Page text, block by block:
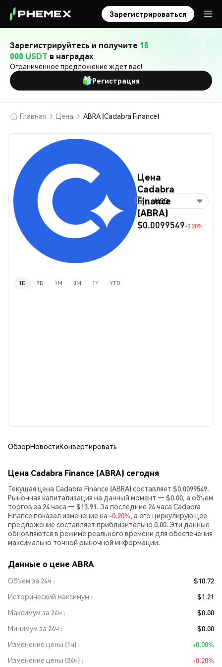
Зарегистрироваться
Зарегистрируйтесь и получите 15
000 USDT в наградах
Ограниченное предложение ждёт вас!
Регистрация
Главная Цена ABRA (Cadabra Finance)
Цена
Cadabra
Finance
(ABRA)
$0.0099549-0.20%
USD
1D 7D 1M 3M 1Y YTD
ОбзорНовостиКонвертировать
Цена Cadabra Finance (ABRA) сегодня
Текущая цена Cadabra Finance (ABRA) составляет $0.0099549.
Рыночная капитализация на данный момент — $0.00, а объем
торгов за 24 часа — $13.91. За последние 24 часа Cadabra
Finance показал изменение на -0.20%, а его циркулирующее
предложение составляет приблизительно 0.00. Эти данные
обновляются в режиме реального времени для обеспечения
максимально точной рыночной информации.
Данные о цене ABRA
Объем за 24ч
$10.72
Исторический максимум
$1.21
Максимум за 24ч
$0.00
Минимум за 24ч
$0.00
Изменение цены (1ч)
+0.00%
Изменение цены (24ч)
-0.20%